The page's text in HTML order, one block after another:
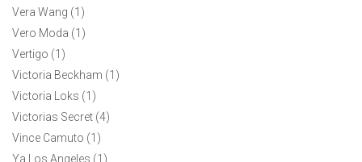
Мужская футболка Calvin Klein M
4500 ₽
Классическая футболка нейтрального черного цвета Сalvin
Klein с круглым вырезом. Базовая модель. Маркировка М на
Vera Wang (1)
Vero Moda (1)
Vertigo (1)
Victoria Beckham (1)
Victoria Loks (1)
Victorias Secret (4)
Vince Camuto (1)
Ya Los Angeles (1)